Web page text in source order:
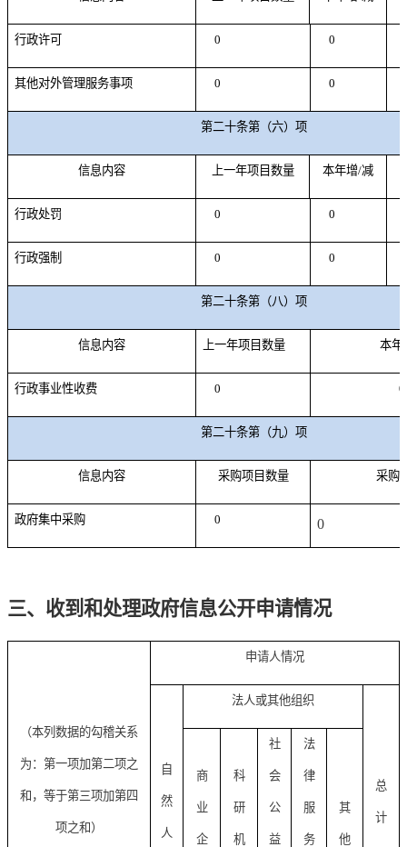
行政许可 0 0
其他对外管理服务事项 0 0
第二十条第（六）项
信息内容 上一年项目数量 本年增/减
行政处罚 0 0
行政强制 0 0
第二十条第（八）项
信息内容 上一年项目数量 本年
行政事业性收费 0 0
第二十条第（九）项
信息内容 采购项目数量 采购
政府集中采购 0 0
三、收到和处理政府信息公开申请情况
（本列数据的勾稽关系
为：第一项加第二项之
和，等于第三项加第四
项之和）
申请人情况
自
然
人
法人或其他组织
总
计
商
业
企
科
研
机
社
会
公
益
法
律
服
务
其
他